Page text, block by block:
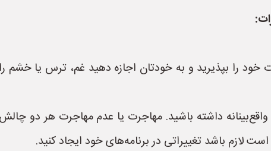
خود را بپذیرید و به خودتان اجازه دهید غم، ترس یا خشم
واقع‌بینانه داشته باشید. مهاجرت یا عدم مهاجرت هر دو
لازم باشد تغییراتی در برنامه‌های خود ایجاد کنید.